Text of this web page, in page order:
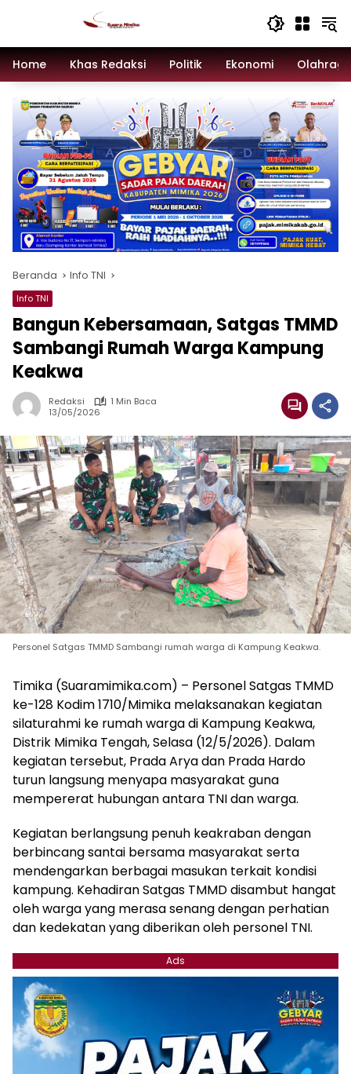
Home
Khas Redaksi Politik Ekonomi
Beranda Info TNI
Info TNI
Bangun Kebersamaan, Satgas TMMD
Sambangi Rumah Warga Kampung
Keakwa
Redaksi
1 Min Baca
13/05/2026
Personel Satgas TMMD Sambangi rumah warga di Kampung Keakwa.
Timika (Suaramimika.com) – Personel Satgas TMMD
ke-128 Kodim 1710/Mimika melaksanakan kegiatan
silaturahmi ke rumah warga di Kampung Keakwa,
Distrik Mimika Tengah, Selasa (12/5/2026). Dalam
kegiatan tersebut, Prada Arya dan Prada Hardo
turun langsung menyapa masyarakat guna
mempererat hubungan antara TNI dan warga.
Kegiatan berlangsung penuh keakraban dengan
berbincang santai bersama masyarakat serta
mendengarkan berbagai masukan terkait kondisi
kampung. Kehadiran Satgas TMMD disambut hangat
oleh warga yang merasa senang dengan perhatian
dan kedekatan yang diberikan oleh personel TNI.
Ads